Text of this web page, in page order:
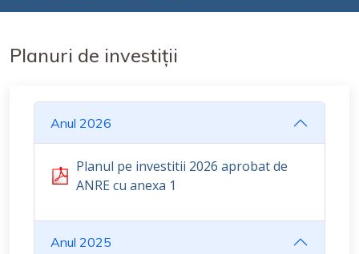
Planuri de investiții
Anul 2026
Planul pe investitii 2026 aprobat de
ANRE cu anexa 1
Anul 2025